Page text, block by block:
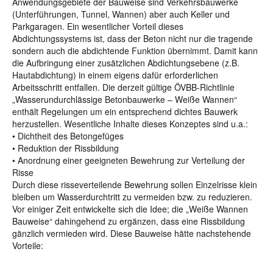
(Unterführungen, Tunnel, Wannen) aber auch Keller und
Parkgaragen. Ein wesentlicher Vorteil dieses
Abdichtungssystems ist, dass der Beton nicht nur die tragende
sondern auch die abdichtende Funktion übernimmt. Damit kann
die Aufbringung einer zusätzlichen Abdichtungsebene (z.B.
Hautabdichtung) in einem eigens dafür erforderlichen
Arbeitsschritt entfallen. Die derzeit gültige ÖVBB-Richtlinie
„Wasserundurchlässige Betonbauwerke – Weiße Wannen“
enthält Regelungen um ein entsprechend dichtes Bauwerk
herzustellen. Wesentliche Inhalte dieses Konzeptes sind u.a.:
• Dichtheit des Betongefüges
• Reduktion der Rissbildung
• Anordnung einer geeigneten Bewehrung zur Verteilung der
Risse
Durch diese risseverteilende Bewehrung sollen Einzelrisse klein
bleiben um Wasserdurchtritt zu vermeiden bzw. zu reduzieren.
Vor einiger Zeit entwickelte sich die Idee; die „Weiße Wannen
Bauweise“ dahingehend zu ergänzen, dass eine Rissbildung
gänzlich vermieden wird. Diese Bauweise hätte nachstehende
Vorteile: